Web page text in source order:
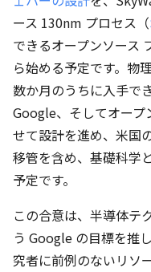
ース 130nm プロセス（
できるオープンソース
ら始める予定です。物
数か月のうちに入手で
Google、そしてオープ
せて設計を進め、米国
移管を含め、基礎科学
予定です。
この合意は、半導体テ
う Google の目標を推
究者に前例のないリソ